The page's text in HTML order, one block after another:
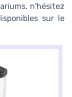
n'hésitez
sur le